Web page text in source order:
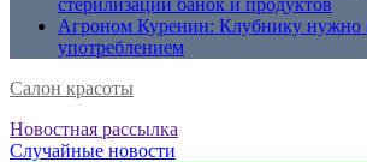
стерилизации банок и продуктов
Агроном Куренин: Клубнику нужно
употреблением
Салон красоты
Новостная рассылка
Случайные новости